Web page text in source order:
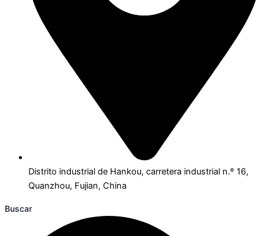
Distrito industrial de Hankou, carretera industrial n.º 16,
Quanzhou, Fujian, China
Buscar